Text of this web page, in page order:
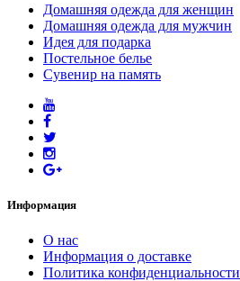
Домашняя одежда для женщин
Домашняя одежда для мужчин
Идея для подарка
Постельное белье
Сувенир на память
Информация
O нас
Информация о доставке
Политика конфиденциальности